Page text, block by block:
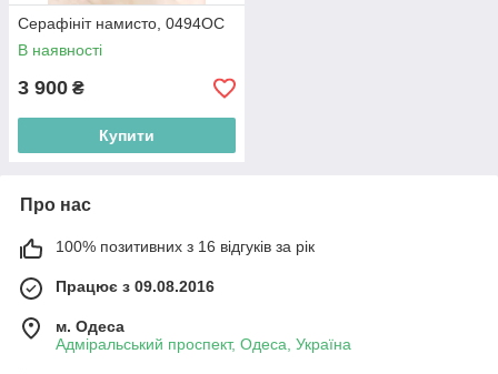
Серафініт намисто, 0494ОС
В наявності
3 900 ₴
Купити
Про нас
100% позитивних з 16 відгуків за рік
Працює з 09.08.2016
м. Одеса
Адміральський проспект, Одеса, Україна